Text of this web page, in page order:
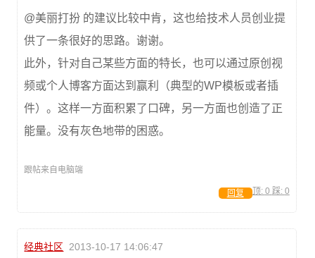
@美丽打扮 的建议比较中肯，这也给技术人员创业提
供了一条很好的思路。谢谢。
此外，针对自己某些方面的特长，也可以通过原创视
频或个人博客方面达到赢利（典型的WP模板或者插
件）。这样一方面积累了口碑，另一方面也创造了正
能量。没有灰色地带的困惑。
跟帖来自电脑端
顶: 0 踩: 0
回复
经典社区 2013-10-17 14:06:47